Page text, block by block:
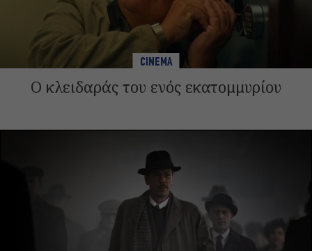
CINEMA
Ο κλειδαράς του ενός εκατομμυρίου